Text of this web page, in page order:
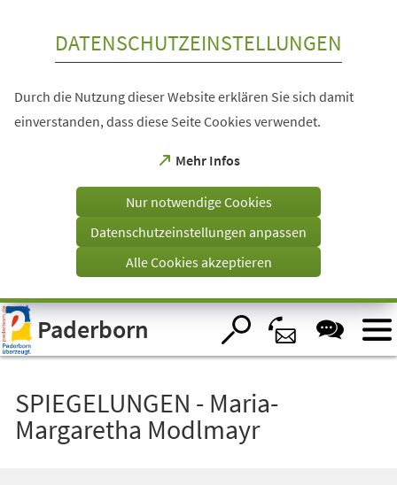
Visuelle
Assistenzsoftware
öffnen.
DATENSCHUTZEINSTELLUNGEN
Durch die Nutzung dieser Website erklären Sie sich damit
einverstanden, dass diese Seite Cookies verwendet.
Mehr Infos
(Öffnet
einem
Tab)
Nur notwendige Cookies
Datenschutzeinstellungen anpassen
Alle Cookies akzeptieren
Paderborn
SPIEGELUNGEN - Maria-
Margaretha Modlmayr